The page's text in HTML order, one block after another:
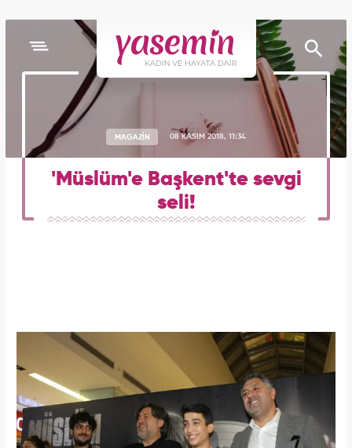
MAGAZİN 08 KASIM 2018, 11:34
'Müslüm'e Başkent'te sevgi
seli!